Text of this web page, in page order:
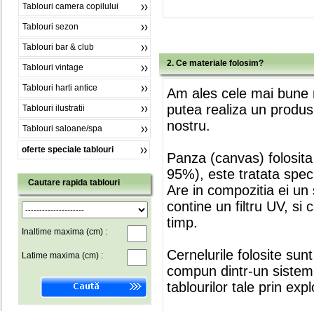
Tablouri camera copilului
Tablouri sezon
Tablouri bar & club
Tablouri vintage
Tablouri harti antice
Tablouri ilustratii
Tablouri saloane/spa
oferte speciale tablouri
Cautare rapida tablouri
Inaltime maxima (cm) :
Latime maxima (cm) :
2. Ce materiale folosim?
Am ales cele mai
putea realiza un
nostru.
Panza (canvas)
95%), este tratata
Are in compozitia ei
contine un filtru UV, si
timp.
Cernelurile folosite
compun dintr-un
tablourilor tale prin